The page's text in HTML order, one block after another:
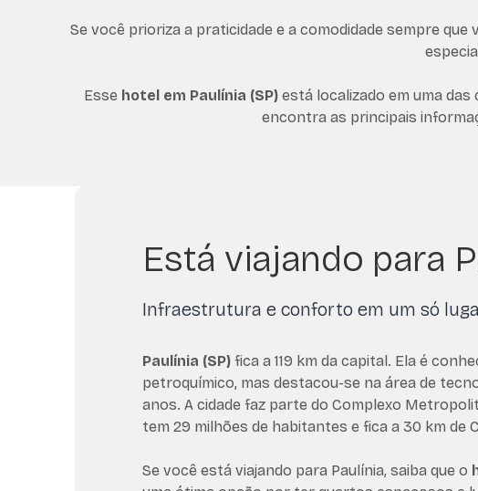
Se você prioriza a praticidade e a comodidade sempre que
Esse hotel em Paulínia (SP)está localizado em uma das
encontra as principais
Está viajando para
Infraestrutura e conforto em um só
Paulínia (SP)fica a 119 km da capital. Ela é
petroquímico, mas destacou-se na área de
anos. A cidade faz parte do Complexo
tem 29 milhões de habitantes e fica a 30 km de
Se você está viajando para Paulínia, saiba que o